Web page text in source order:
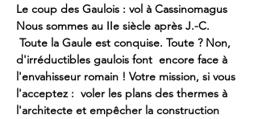
Le coup des Gaulois : vol à Cassinomagus
Nous sommes au IIe siècle après J.-C.
Toute la Gaule est conquise. Toute ? Non,
d'irréductibles gaulois font  encore face à
l'envahisseur romain ! Votre mission, si vous
l'acceptez :  voler les plans des thermes à
l'architecte et empêcher la construction